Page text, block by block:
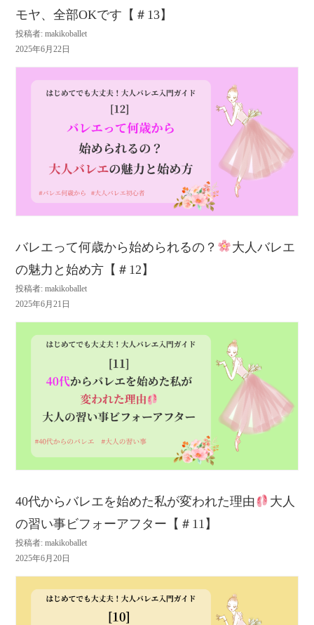
モヤ、全部OKです【＃13】
投稿者: makikoballet
2025年6月22日
バレエって何歳から始められるの？
大人バレエ
の魅力と始め方【＃12】
投稿者: makikoballet
2025年6月21日
40代からバレエを始めた私が変われた理由
大人
の習い事ビフォーアフター【＃11】
投稿者: makikoballet
2025年6月20日